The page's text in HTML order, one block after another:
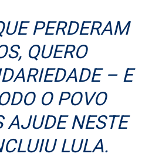
PERDERAM
QUERO
– E
O POVO
AJUDE NESTE
LULA.